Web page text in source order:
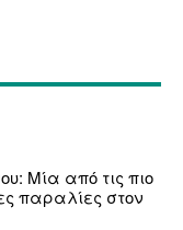
Μία από τις πιο
παραλίες στον